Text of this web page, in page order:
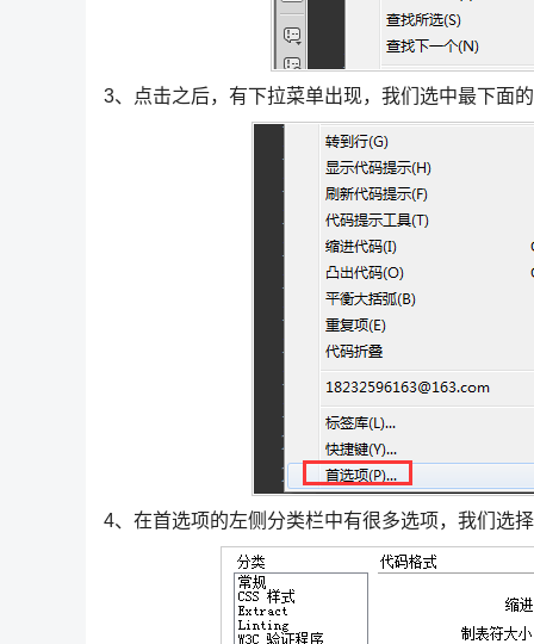
3、点击之后，有下拉菜单出现，我们选中最下面的
4、在首选项的左侧分类栏中有很多选项，我们选择